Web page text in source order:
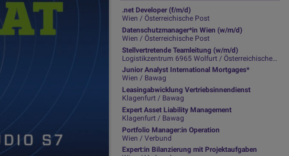
.net Developer (f/m/d)
Wien / Österreichische Post
Datenschutzmanager*in Wien (w/m/d)
Wien / Österreichische Post
Stellvertretende Teamleitung (w/m/d)
Logistikzentrum 6965 Wolfurt / Österreichische Post
Junior Analyst International Mortgages*
Wien / Bawag
Leasingabwicklung Vertriebsinnendienst
Klagenfurt / Bawag
Expert Asset Liability Management
Klagenfurt / Bawag
Portfolio Manager:in Operation
Wien / Verbund
Expert:in Bilanzierung mit Projektaufgaben